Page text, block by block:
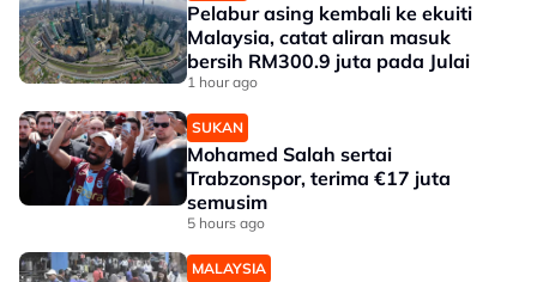
Pelabur asing kembali ke ekuiti
Malaysia, catat aliran masuk
bersih RM300.9 juta pada Julai
1 hour ago
SUKAN
Mohamed Salah sertai
Trabzonspor, terima €17 juta
semusim
5 hours ago
MALAYSIA